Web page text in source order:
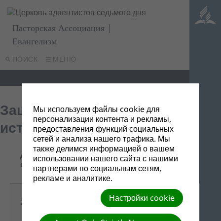
ПОИСК МЕНЮ
Пасторская Ассоциация |
Евангелизм
Защита библейской
истины
Дата
файла
Название/
Ссылка для
скачивания
Описание
27/11/2024
№9 "Слово Твое
есть истина" (pdf)
-
Мы используем файлы cookie для
персонализации контента и рекламы,
предоставления функций социальных
сетей и анализа нашего трафика. Мы
также делимся информацией о вашем
использовании нашего сайта с нашими
партнерами по социальным сетям,
рекламе и аналитике.
Настройки cookie